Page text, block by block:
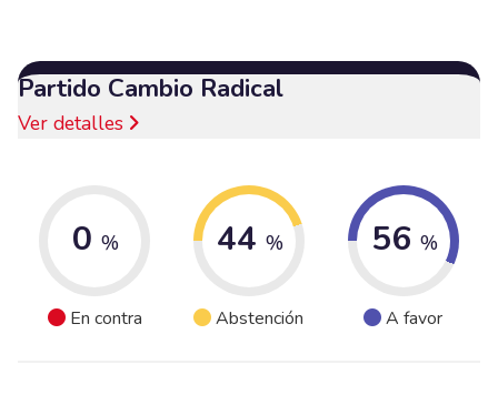
Partido Cambio Radical
Ver detalles
0 %
En contra
44 %
Abstención
56 %
A favor